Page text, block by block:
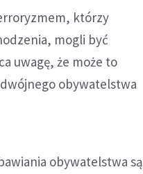
którzy
mogli być
uwagę, że może to
obywatelstwa
obywatelstwa są